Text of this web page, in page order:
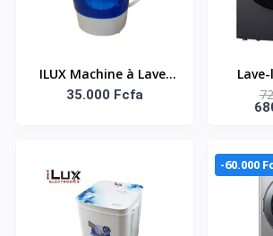
ILUX Machine à Laver
Semi-Auto 3 Kg – WLX-
35.000 Fcfa
avec
kg |
6
-60.000